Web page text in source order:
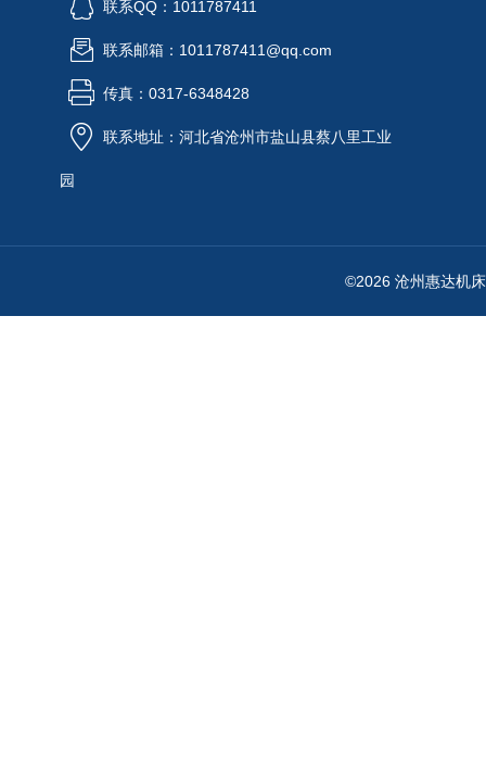
联系QQ：1011787411
联系邮箱：1011787411@qq.com
传真：0317-6348428
联系地址：河北省沧州市盐山县蔡八里工业
园
©2026 沧州惠达机